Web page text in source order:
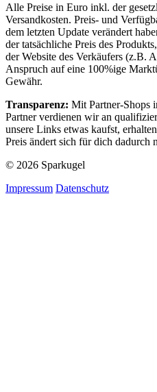
Alle Preise in Euro inkl. der
Versandkosten. Preis- und
dem letzten Update verändert
der tatsächliche Preis des
der Website des Verkäufers (z.B.
Anspruch auf eine 100%ige
Gewähr.
Transparenz: Mit Partner-Shops
Partner verdienen wir an
unsere Links etwas kaufst,
Preis ändert sich für dich dadurch
© 2026 Sparkugel
Impressum Datenschutz